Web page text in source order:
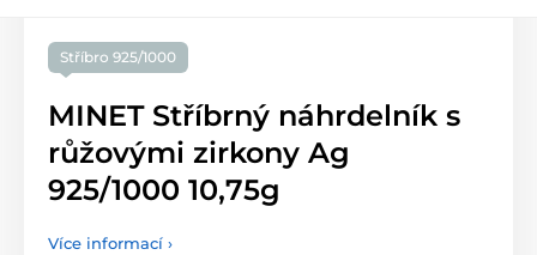
Stříbro 925/1000
MINET Stříbrný náhrdelník s
růžovými zirkony Ag
925/1000 10,75g
Více informací ›